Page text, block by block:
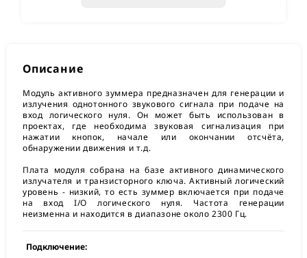
Описание
Модуль активного зуммера предназначен для генерации и
излучения однотонного звукового сигнала при подаче на
вход логического нуля. Он может быть использован в
проектах, где необходима звуковая сигнализация при
нажатии кнопок, начале или окончании отсчёта,
обнаружении движения и т.д.
Плата модуля собрана на базе активного динамического
излучателя и транзисторного ключа. Активный логический
уровень - низкий, то есть зуммер включается при подаче
на вход I/O логического нуля. Частота генерации
неизменна и находится в диапазоне около 2300 Гц.
Подключение: